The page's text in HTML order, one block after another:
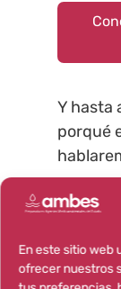
En este sitio web
ofrecer nuestros
Y hasta
porqué
Espero
abajo.